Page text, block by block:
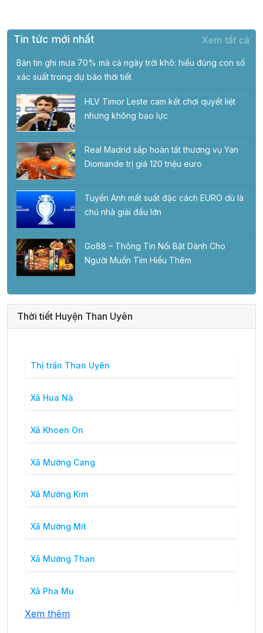
Tin tức mới nhất Xem tất cả
Bản tin ghi mưa 70% mà cả ngày trời khô: hiểu đúng con số
xác suất trong dự báo thời tiết
HLV Timor Leste cam kết chơi quyết liệt
nhưng không bạo lực
Real Madrid sắp hoàn tất thương vụ Yan
Diomande trị giá 120 triệu euro
Tuyển Anh mất suất đặc cách EURO dù là
chủ nhà giải đấu lớn
Go88 – Thông Tin Nổi Bật Dành Cho
Người Muốn Tìm Hiểu Thêm
Thời tiết Huyện Than Uyên
Thị trấn Than Uyên
Xã Hua Nà
Xã Khoen On
Xã Mường Cang
Xã Mường Kim
Xã Mường Mít
Xã Mường Than
Xã Pha Mu
Xem thêm